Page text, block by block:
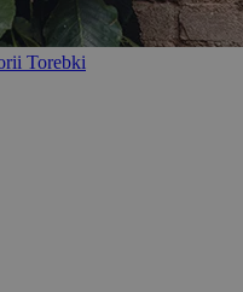
Torebki